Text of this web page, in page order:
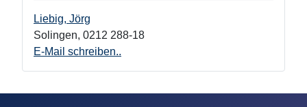
Liebig, Jörg
Solingen, 0212 288-18
E-Mail schreiben..